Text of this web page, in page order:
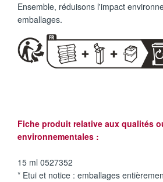
Ensemble, réduisons l'impact
emballages.
Fiche produit relative aux qualités
environnementales :
15 ml 0527352
* Etui et notice : emballages